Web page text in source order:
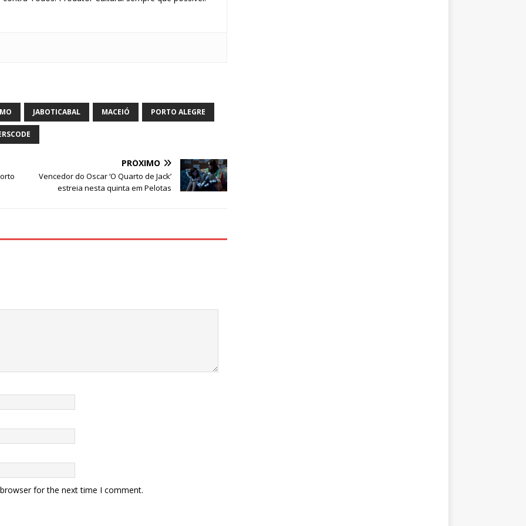
JABOTICABAL MACEIÓ PORTO ALEGRE
PRÓXIMO
Vencedor do Oscar ‘O Quarto de Jack’
estreia nesta quinta em Pelotas
for the next time I comment.